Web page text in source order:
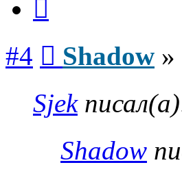
#4 Shadow »
Sjek
Shadow